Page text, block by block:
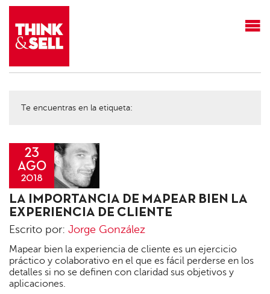
THINK&SELL
Te encuentras en la etiqueta:
23
AGO
2018
Jorge
González
LA IMPORTANCIA DE MAPEAR BIEN LA
EXPERIENCIA DE CLIENTE
Escrito por: Jorge González
Mapear bien la experiencia de cliente es un ejercicio
práctico y colaborativo en el que es fácil perderse en los
detalles si no se definen con claridad sus objetivos y
aplicaciones.